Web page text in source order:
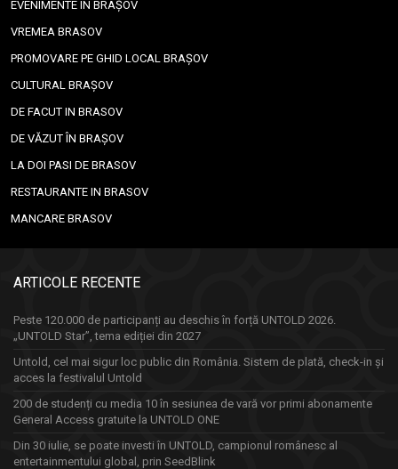
EVENIMENTE ÎN BRAȘOV
VREMEA BRASOV
PROMOVARE PE GHID LOCAL BRAȘOV
CULTURAL BRAȘOV
DE FACUT IN BRASOV
DE VĂZUT ÎN BRAȘOV
LA DOI PASI DE BRASOV
RESTAURANTE IN BRASOV
MANCARE BRASOV
ARTICOLE RECENTE
Peste 120.000 de participanți au deschis în forță UNTOLD 2026.
„UNTOLD Star”, tema ediției din 2027
Untold, cel mai sigur loc public din România. Sistem de plată, check-in și
acces la festivalul Untold
200 de studenți cu media 10 în sesiunea de vară vor primi abonamente
General Access gratuite la UNTOLD ONE
Din 30 iulie, se poate investi în UNTOLD, campionul românesc al
entertainmentului global, prin SeedBlink